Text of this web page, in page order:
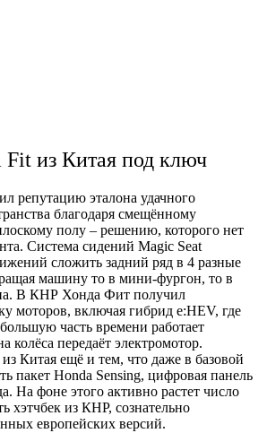
Fit из Китая под ключ
репутацию эталона удачного
благодаря смещённому
полу – решению, которого нет
Система сидений Magic Seat
сложить задний ряд в 4 разные
машину то в мини-фургон, то в
В КНР Хонда Фит получил
моторов, включая гибрид e:HEV, где
часть времени работает
колёса передаёт электромотор.
Китая ещё и тем, что даже в базовой
пакет Honda Sensing, цифровая панель
На фоне этого активно растет число
хэтчбек из КНР, сознательно
европейских версий.